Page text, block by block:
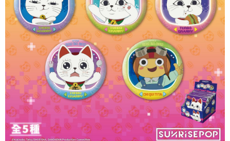
４．使用「AFTEE先享後付」時，將依據個別帳號之用戶狀況，依本公司即
時審查核予不同之上限額度；若仍有額度不足之情形，本公司將視審查結果
請求用戶進行身份認證。
５．嚴禁一人註冊多個帳號或使用他人資訊註冊。若發現惡意使用之情形，
恩沛科技股份有限公司將有權停止該用戶之使用額度並採取法律行動。